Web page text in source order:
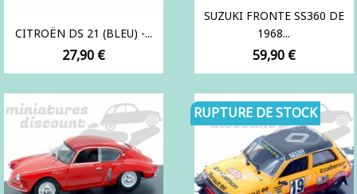
CITROËN DS 21 (BLEU) -...
Prix
27,90 €
SUZUKI FRONTE SS360 DE
1968...
Prix
59,90 €
RUPTURE DE STOCK